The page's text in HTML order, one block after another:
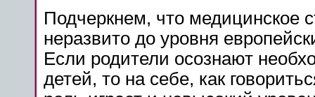
Подчеркнем, что медицинское
неразвито до уровня
Если родители осознают
детей, то на себе, как